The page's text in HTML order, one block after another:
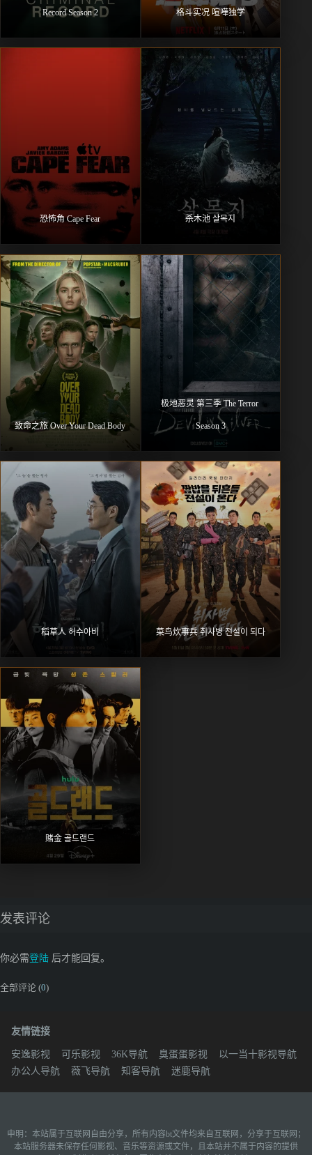
Record Season 2 格斗实况 喧嘩独学
恐怖角 Cape Fear 杀木池 살목지
致命之旅 Over Your Dead Body
极地恶灵 第三季 The Terror
Season 3
稻草人 허수아비 菜鸟炊事兵 취사병 전설이 되다
赌金 골드랜드
发表评论
你必需登陆 后才能回复。
全部评论 (0)
友情链接
安逸影视 可乐影视 36K导航 臭蛋蛋影视
以一当十影视导航
办公人导航
薇飞导航 知客导航 迷鹿导航
申明：本站属于互联网自由分享，所有内容bt文件均来自互联网，分享于互联网；
本站服务器未保存任何影视、音乐等资源或文件，且本站并不属于内容的提供